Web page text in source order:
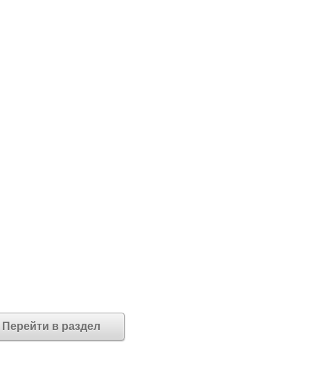
Перейти в раздел